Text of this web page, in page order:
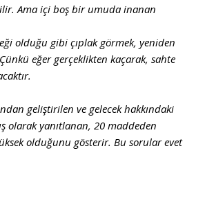
Ama içi boş bir umuda inanan
olduğu gibi çıplak görmek, yeniden
eğer gerçeklikten kaçarak, sahte
geliştirilen ve gelecek hakkındaki
olarak yanıtlanan, 20 maddeden
olduğunu gösterir. Bu sorular evet